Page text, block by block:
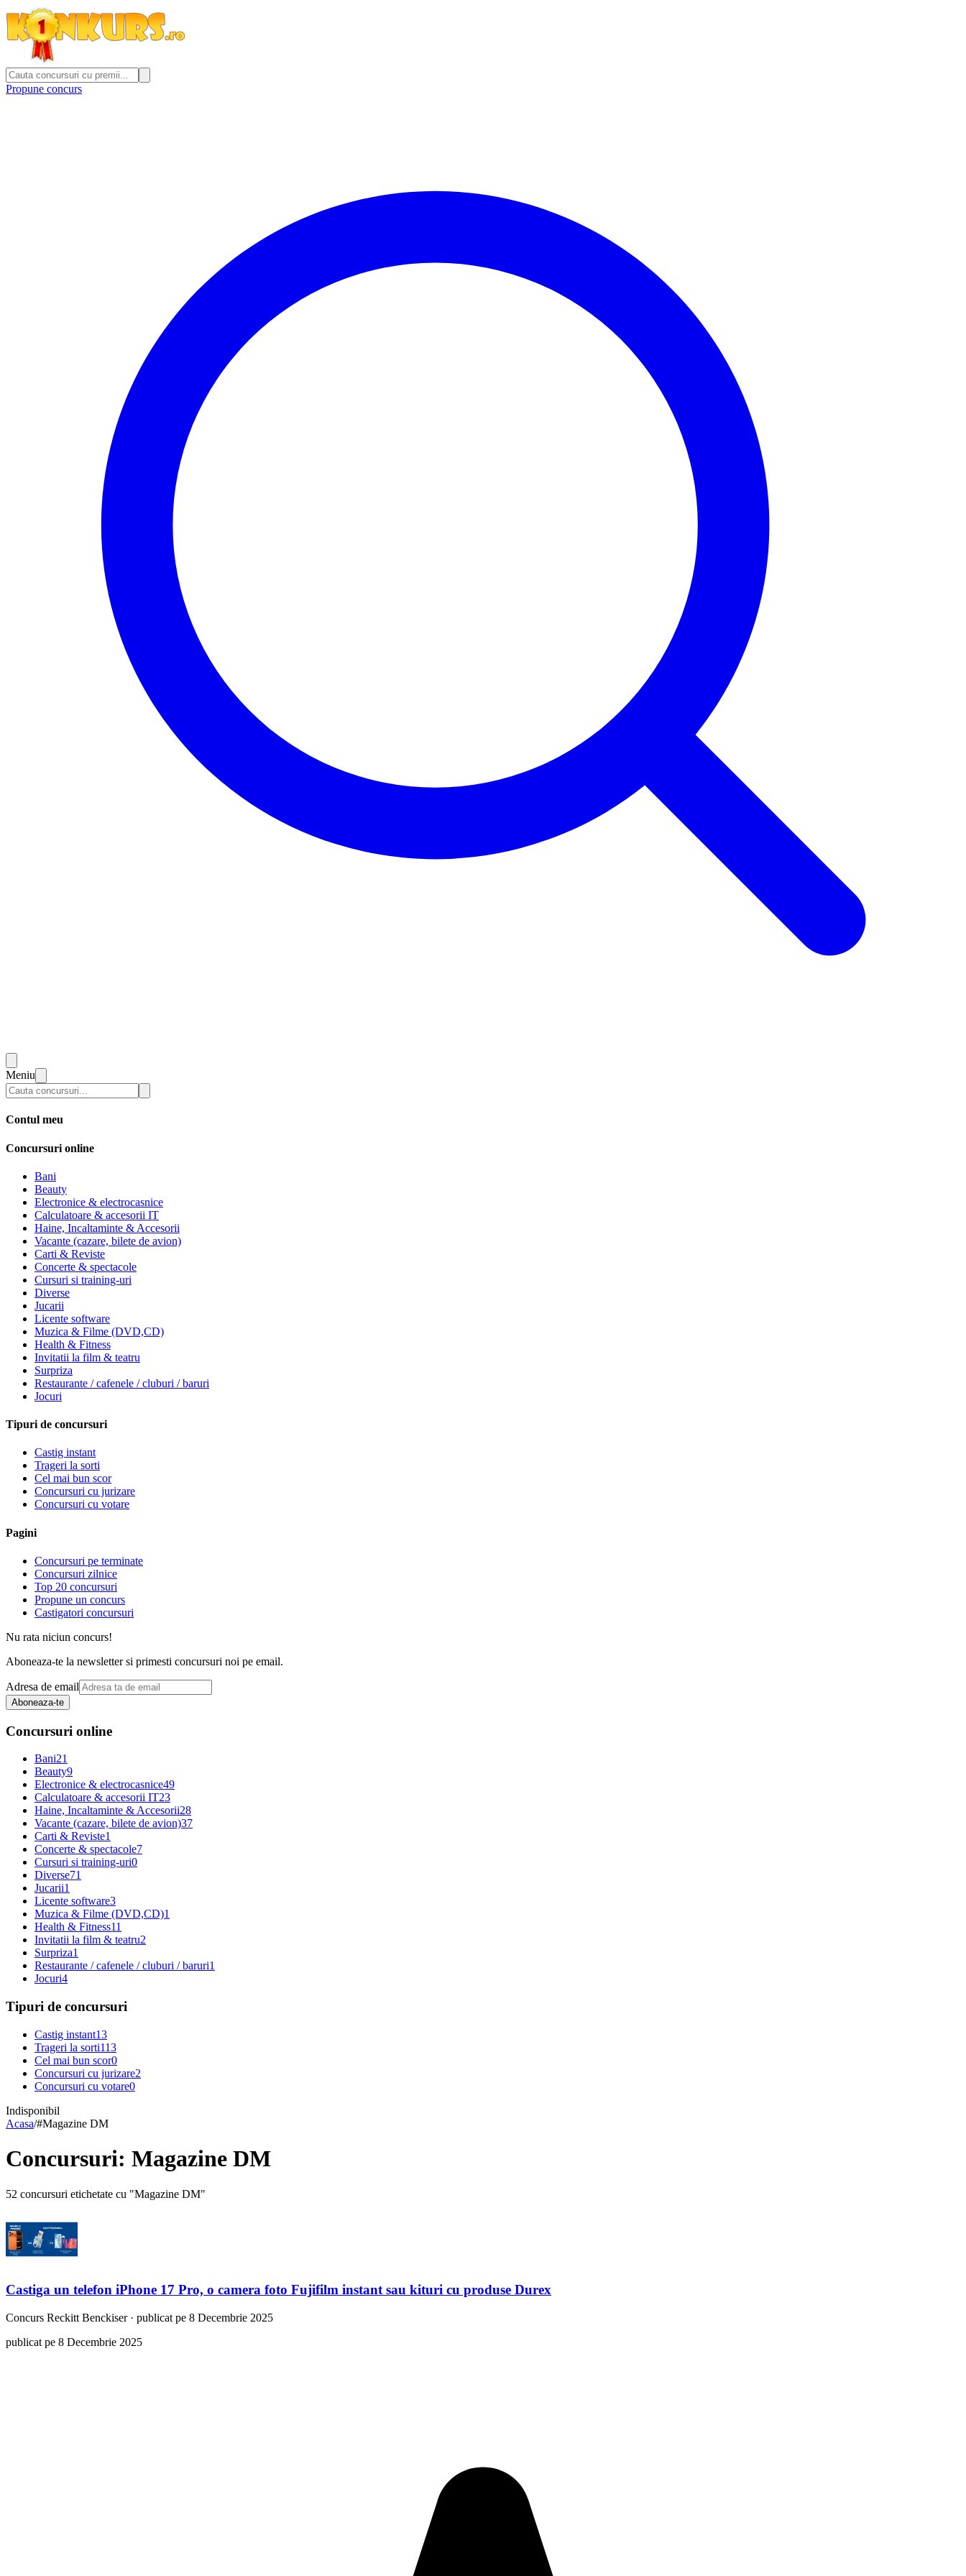
Propune concurs
Meniu
Contul meu
Concursuri online
Bani
Beauty
Electronice & electrocasnice
Calculatoare & accesorii IT
Haine, Incaltaminte & Accesorii
Vacante (cazare, bilete de avion)
Carti & Reviste
Concerte & spectacole
Cursuri si training-uri
Diverse
Jucarii
Licente software
Muzica & Filme (DVD,CD)
Health & Fitness
Invitatii la film & teatru
Surpriza
Restaurante / cafenele / cluburi / baruri
Jocuri
Tipuri de concursuri
Castig instant
Trageri la sorti
Cel mai bun scor
Concursuri cu jurizare
Concursuri cu votare
Pagini
Concursuri pe terminate
Concursuri zilnice
Top 20 concursuri
Propune un concurs
Castigatori concursuri
Nu rata niciun concurs!
Aboneaza-te la newsletter si primesti concursuri noi pe email.
Adresa de email
Aboneaza-te
Concursuri online
Bani21
Beauty9
Electronice & electrocasnice49
Calculatoare & accesorii IT23
Haine, Incaltaminte & Accesorii28
Vacante (cazare, bilete de avion)37
Carti & Reviste1
Concerte & spectacole7
Cursuri si training-uri0
Diverse71
Jucarii1
Licente software3
Muzica & Filme (DVD,CD)1
Health & Fitness11
Invitatii la film & teatru2
Surpriza1
Restaurante / cafenele / cluburi / baruri1
Jocuri4
Tipuri de concursuri
Castig instant13
Trageri la sorti113
Cel mai bun scor0
Concursuri cu jurizare2
Concursuri cu votare0
Indisponibil
Acasa/#Magazine DM
Concursuri: Magazine DM
52 concursuri etichetate cu "Magazine DM"
Castiga un telefon iPhone 17 Pro, o camera foto Fujifilm instant sau kituri cu produse Durex
Concurs Reckitt Benckiser· publicat pe 8 Decembrie 2025
publicat pe 8 Decembrie 2025